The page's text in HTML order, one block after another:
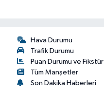
Hava Durumu
Trafik Durumu
Puan Durumu ve Fikstür
Tüm Manşetler
Son Dakika Haberleri